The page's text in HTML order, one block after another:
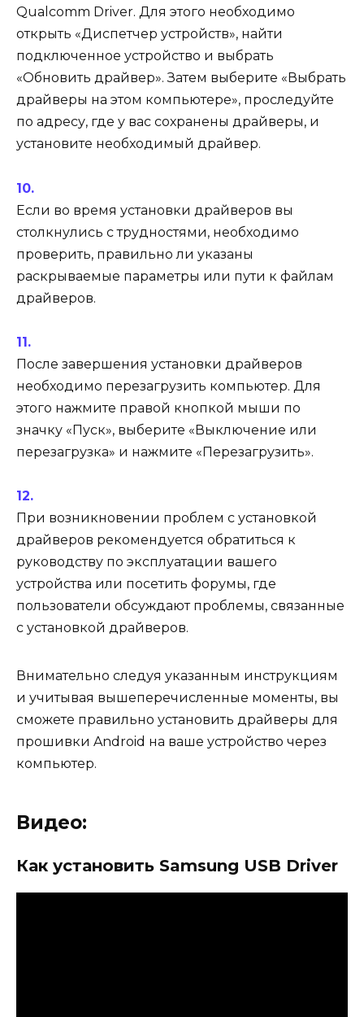
Qualcomm Driver. Для этого необходимо
открыть «Диспетчер устройств», найти
подключенное устройство и выбрать
«Обновить драйвер». Затем выберите «Выбрать
драйверы на этом компьютере», проследуйте
по адресу, где у вас сохранены драйверы, и
установите необходимый драйвер.
Если во время установки драйверов вы
столкнулись с трудностями, необходимо
проверить, правильно ли указаны
раскрываемые параметры или пути к файлам
драйверов.
После завершения установки драйверов
необходимо перезагрузить компьютер. Для
этого нажмите правой кнопкой мыши по
значку «Пуск», выберите «Выключение или
перезагрузка» и нажмите «Перезагрузить».
При возникновении проблем с установкой
драйверов рекомендуется обратиться к
руководству по эксплуатации вашего
устройства или посетить форумы, где
пользователи обсуждают проблемы, связанные
с установкой драйверов.
Внимательно следуя указанным инструкциям
и учитывая вышеперечисленные моменты, вы
сможете правильно установить драйверы для
прошивки Android на ваше устройство через
компьютер.
Видео:
Как установить Samsung USB Driver